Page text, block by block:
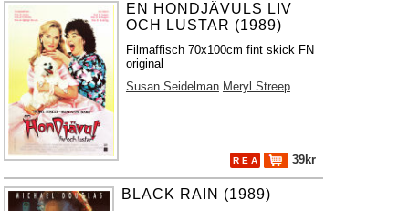
EN HONDJÄVULS LIV
OCH LUSTAR (1989)
Filmaffisch 70x100cm fint skick FN
original
Susan Seidelman Meryl Streep
R E A 39kr
BLACK RAIN (1989)